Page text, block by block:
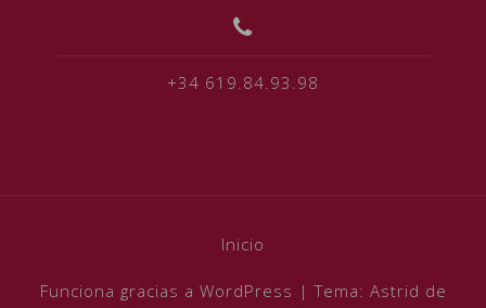
+34 619.84.93.98
Inicio
Funciona gracias a WordPress |Tema: Astrid de